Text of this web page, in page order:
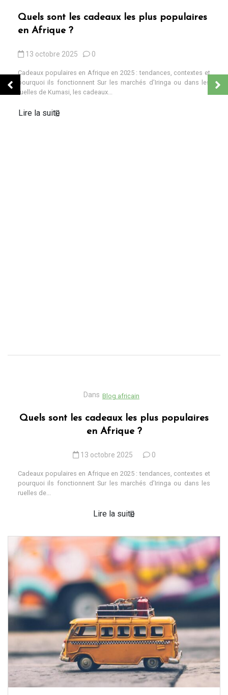
Quels sont les cadeaux les plus populaires
en Afrique ?
13 octobre 2025 0
Cadeaux populaires en Afrique en 2025 : tendances, contextes et
pourquoi ils fonctionnent Sur les marchés d’Iringa ou dans les
ruelles de Kumasi, les cadeaux...
Lire la suite
Dans Blog africain
Quels sont les cadeaux les plus populaires
en Afrique ?
13 octobre 2025 0
Cadeaux populaires en Afrique en 2025 : tendances, contextes et
pourquoi ils fonctionnent Sur les marchés d’Iringa ou dans les
ruelles de...
Lire la suite